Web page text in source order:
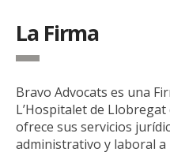
La Firma
Bravo Advocats es una
L’Hospitalet de
ofrece sus servicios
administrativo y laboral a